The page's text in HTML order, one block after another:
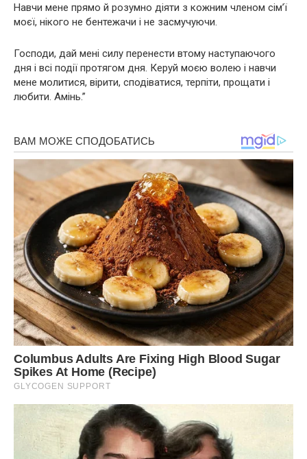
Навчи мене прямо й розумно діяти з кожним члeнoм сім’ї
моєї, нікого не бентежачи і не засмучуючи.
Господи, дай мені силу перенести втому наступаючого
дня і всі події протягом дня. Керуй моєю волею і навчи
мене молитися, вірити, сподіватися, терпiти, прощати і
любити. Амінь.”